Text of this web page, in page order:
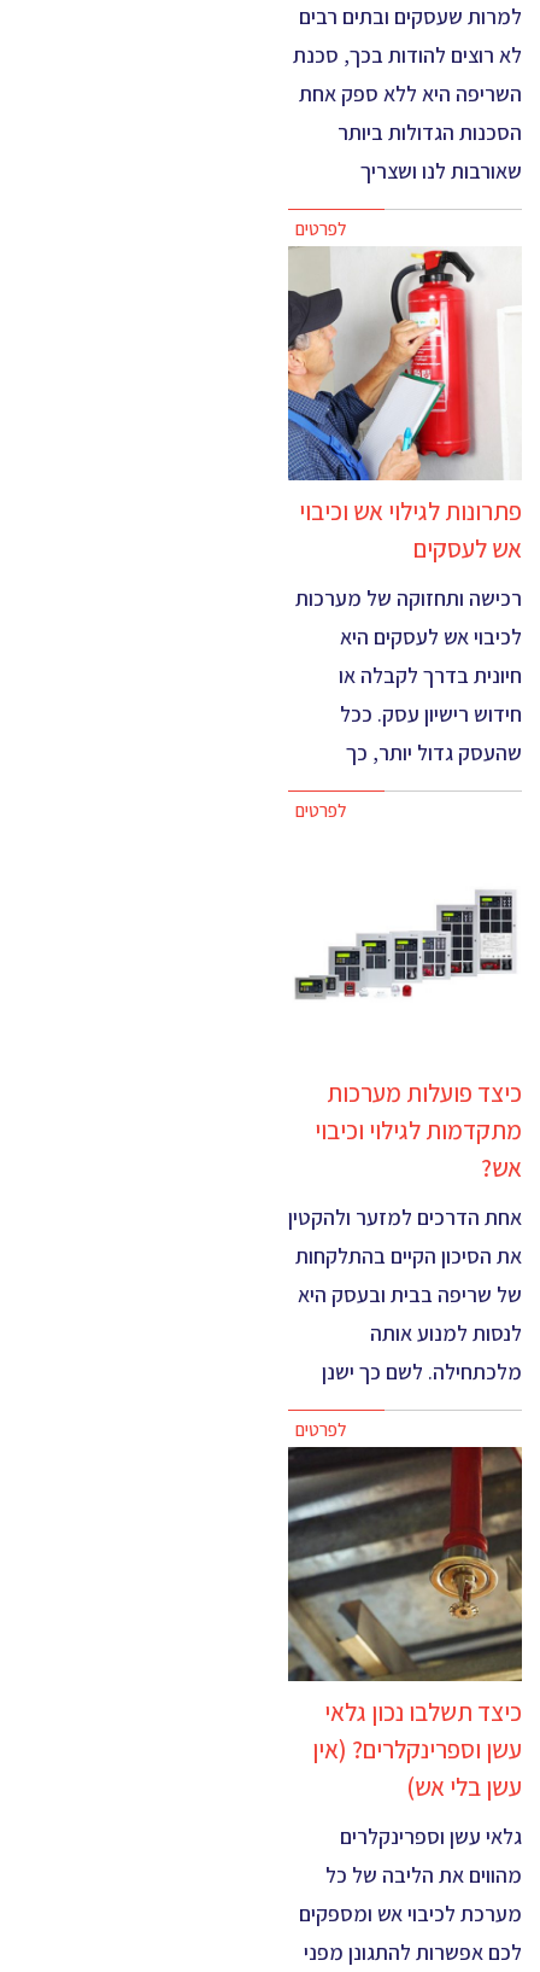
למרות שעסקים ובתים רבים
לא רוצים להודות בכך, סכנת
השריפה היא ללא ספק אחת
הסכנות הגדולות ביותר
שאורבות לנו ושצריך
לפרטים
פתרונות לגילוי אש וכיבוי
אש לעסקים
רכישה ותחזוקה של מערכות
לכיבוי אש לעסקים היא
חיונית בדרך לקבלה או
חידוש רישיון עסק. ככל
שהעסק גדול יותר, כך
לפרטים
כיצד פועלות מערכות
מתקדמות לגילוי וכיבוי
אש?
אחת הדרכים למזער ולהקטין
את הסיכון הקיים בהתלקחות
של שריפה בבית ובעסק היא
לנסות למנוע אותה
מלכתחילה. לשם כך ישנן
לפרטים
כיצד תשלבו נכון גלאי
עשן וספרינקלרים? (אין
עשן בלי אש)
גלאי עשן וספרינקלרים
מהווים את הליבה של כל
מערכת לכיבוי אש ומספקים
לכם אפשרות להתגונן מפני